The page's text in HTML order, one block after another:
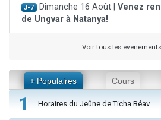
J-7 Dimanche 16 Août | Venez
de Ungvar à Natanya!
Voir tous les
+ Populaires Cours
1 Horaires du Jeûne de Ticha Béav